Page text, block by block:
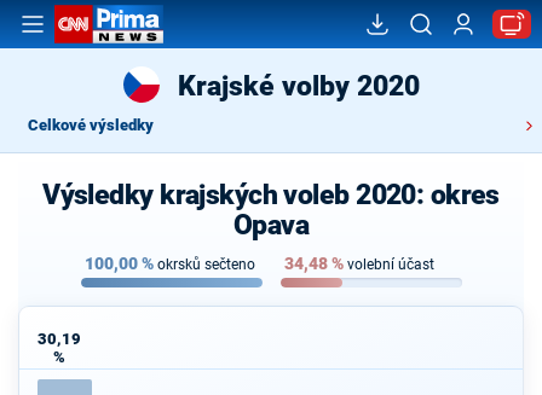
Krajské volby 2020
Celkové výsledky
Výsledky krajských voleb 2020: okres
Opava
100,00% okrsků sečteno 34,48% volební účast
30,19
%